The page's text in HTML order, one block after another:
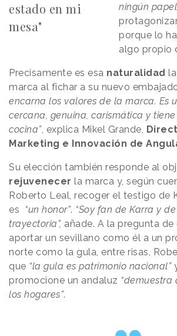
estado en mi
mesa"
ningún
porque lo
algo propio
Precisamente es esa naturalidad
marca al fichar a su nuevo
encarna los valores de la marca. Es
cercana, genuina, carismática y
cocina”, explica Mikel Grande,
Marketing e Innovación de
Su elección también responde al
rejuvenecer la marca y, según
Roberto Leal, recoger el testigo de
es
“un honor”. “Soy fan de Karra y
trayectoria”, añade. A la pregunta de
aportar un sevillano como él a un
norte como la gula, entre risas,
que “la gula es patrimonio nacional”
promocione un andaluz
los hogares”.